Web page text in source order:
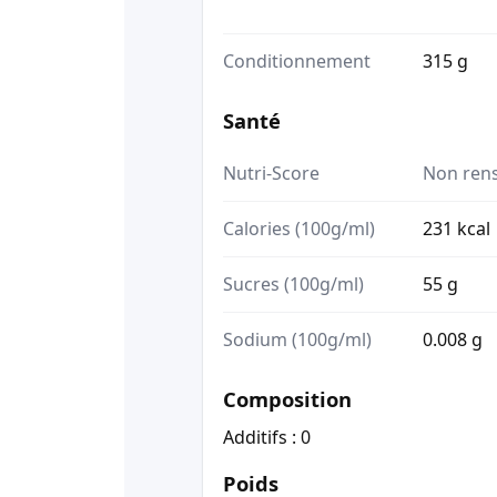
Conditionnement 315 g
Santé
Nutri-Score Non
Calories (100g/ml) 231 kcal
Sucres (100g/ml) 55 g
Sodium (100g/ml) 0.008 g
Composition
Additifs : 0
Poids